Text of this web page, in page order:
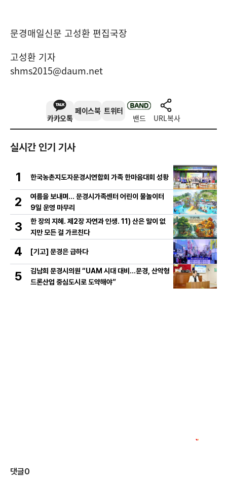
문경매일신문 고성환 편집국장
고성환 기자
shms2015@daum.net
카카오톡
페이스북 트위터
밴드 URL복사
실시간 인기 기사
1 한국농촌지도자문경시연합회 가족 한마음대회 성황
2
여름을 보내며… 문경시가족센터 어린이 물놀이터
9일 운영 마무리
3
한 장의 지혜. 제2장 자연과 인생. 11) 산은 말이 없
지만 모든 걸 가르친다
4 [기고] 문경은 급하다
5
김남희 문경시의원 “UAM 시대 대비…문경, 산악형
드론산업 중심도시로 도약해야”
댓글0